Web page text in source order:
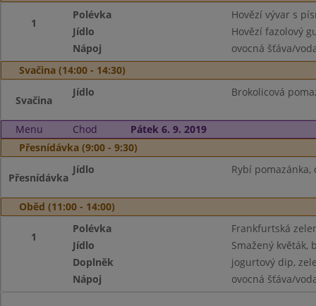
1
Polévka
Hovězí vývar s
Jídlo
Hovězí fazolový
Nápoj
ovocná šťáva/
Svačina (14:00 - 14:30)
Svačina
Jídlo Brokolicová
Menu Chod
Pátek 6. 9. 2019
Přesnídávka (9:00 - 9:30)
Přesnídávka
Jídlo Rybí
Oběd (11:00 - 14:00)
1
Polévka
Frankfurtská
Jídlo
Smažený květák,
Doplněk
jogurtový dip,
Nápoj
ovocná šťáva/